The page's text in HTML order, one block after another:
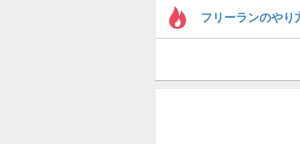
フリーランのやり